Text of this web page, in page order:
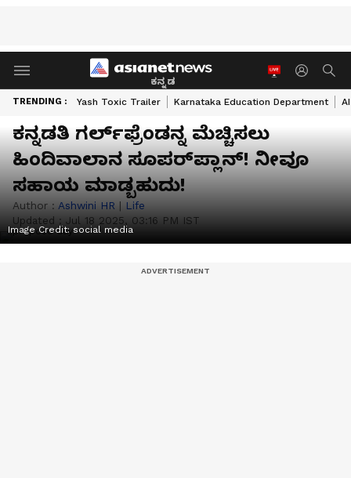
ಕನ್ನಡ
TRENDING : Yash Toxic Trailer Karnataka Education Department
ಕನ್ನಡತಿ ಗರ್ಲ್‌ಫ್ರೆಂಡನ್ನ ಮೆಚ್ಚಿಸಲು
ಹಿಂದಿವಾಲಾನ ಸೂಪರ್‌ಪ್ಲಾನ್! ನೀವೂ
ಸಹಾಯ ಮಾಡ್ಬಹುದು!
Author : Ashwini HR | Life
Updated : Jul 18 2025, 03:16 PM IST
Image Credit:social media